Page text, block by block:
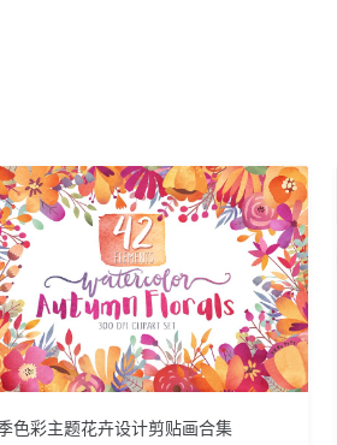
色彩主题花卉设计剪贴画合集